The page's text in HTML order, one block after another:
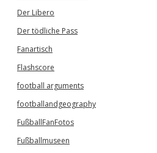
Der Libero
Der tödliche Pass
Fanartisch
Flashscore
football arguments
footballandgeography
FußballFanFotos
Fußballmuseen